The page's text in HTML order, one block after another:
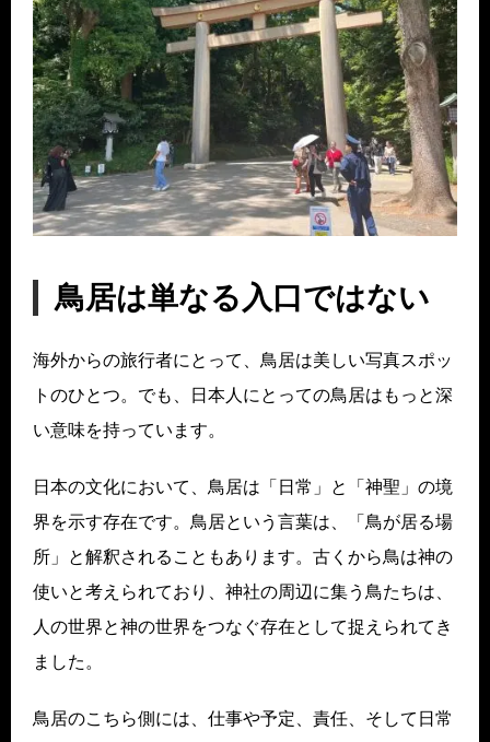
鳥居は単なる入口ではない
海外からの旅行者にとって、鳥居は美しい写真スポッ
トのひとつ。でも、日本人にとっての鳥居はもっと深
い意味を持っています。
日本の文化において、鳥居は「日常」と「神聖」の境
界を示す存在です。鳥居という言葉は、「鳥が居る場
所」と解釈されることもあります。古くから鳥は神の
使いと考えられており、神社の周辺に集う鳥たちは、
人の世界と神の世界をつなぐ存在として捉えられてき
ました。
鳥居のこちら側には、仕事や予定、責任、そして日常